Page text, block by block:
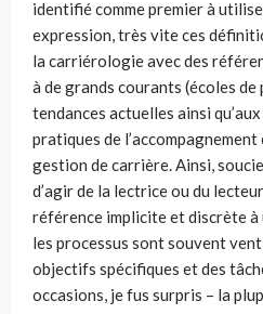
identifié comme premier à
expression, très vite ces
la carriérologie avec des
à de grands courants (écoles
tendances actuelles ainsi
pratiques de
gestion de carrière. Ainsi,
d’agir de la lectrice ou du
référence implicite et discrète
les processus sont souvent
objectifs spécifiques et des
occasions, je fus surpris – la